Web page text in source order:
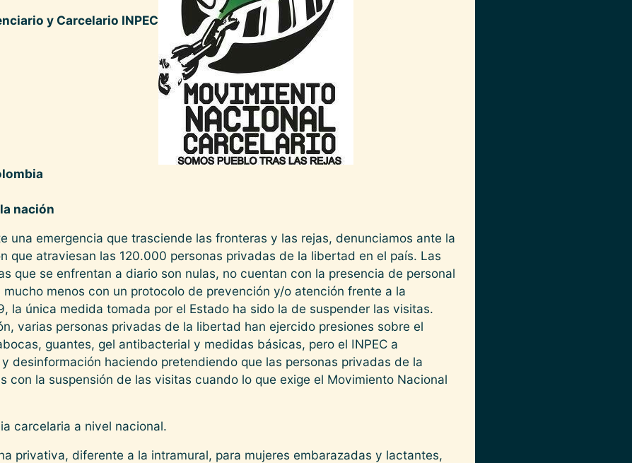
y Carcelario INPEC
nación
una emergencia que trasciende las fronteras y las rejas, denunciamos ante la
que atraviesan las 120.000 personas privadas de la libertad en el país. Las
que se enfrentan a diario son nulas, no cuentan con la presencia de personal
menos con un protocolo de prevención y/o atención frente a la
la única medida tomada por el Estado ha sido la de suspender las visitas.
varias personas privadas de la libertad han ejercido presiones sobre el
guantes, gel antibacterial y medidas básicas, pero el INPEC a
desinformación haciendo pretendiendo que las personas privadas de la
con la suspensión de las visitas cuando lo que exige el Movimiento Nacional
carcelaria a nivel nacional.
privativa, diferente a la intramural, para mujeres embarazadas y lactantes,